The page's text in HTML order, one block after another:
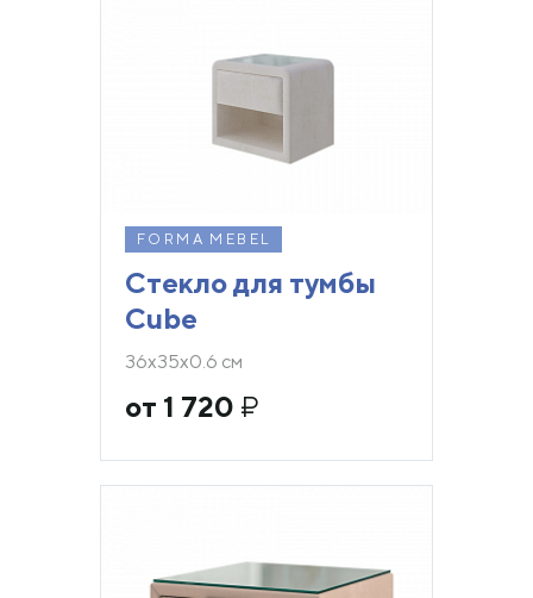
FORMA MEBEL
Стекло для тумбы
Cube
36х35х0.6 см
от 1 720 ₽